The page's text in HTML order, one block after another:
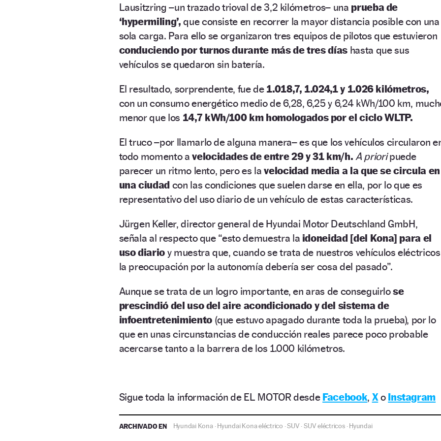
Lausitzring –un trazado trioval de 3,2 kilómetros– una prueba de
‘hypermiling’,que consiste en recorrer la mayor distancia posible con una
sola carga. Para ello se organizaron tres equipos de pilotos que estuvieron
conduciendo por turnos durante más de tres días hasta que sus
vehículos se quedaron sin batería.
El resultado, sorprendente, fue de 1.018,7, 1.024,1 y 1.026 kilómetros,
con un consumo energético medio de 6,28, 6,25 y 6,24 kWh/100 km,
menor que los 14,7 kWh/100 km homologados por el ciclo WLTP.
El truco –por llamarlo de alguna manera– es que los vehículos circularon
todo momento avelocidades de entre 29 y 31 km/h. A prioripuede
parecer un ritmo lento, pero es lavelocidad media a la que se circula en
una ciudad con las condiciones que suelen darse en ella, por lo que es
representativo del uso diario de un vehículo de estas características.
Jürgen Keller, director general de Hyundai Motor Deutschland GmbH,
señala al respecto que “esto demuestra la idoneidad [del Kona] para el
uso diario y muestra que, cuando se trata de nuestros vehículos
la preocupación por la autonomía debería ser cosa del pasado”.
Aunque se trata de un logro importante, en aras de conseguirlose
prescindió del uso del aire acondicionado y del sistema de
infoentretenimiento(que estuvo apagado durante toda la prueba), por lo
que en unas circunstancias de conducción reales parece poco probable
acercarse tanto a la barrera de los 1.000 kilómetros.
Sigue toda la información de EL MOTOR desde Facebook, Xo Instagram
ARCHIVADO EN Hyundai Kona·Hyundai Kona eléctrico ·SUV ·SUV eléctricos·Hyundai